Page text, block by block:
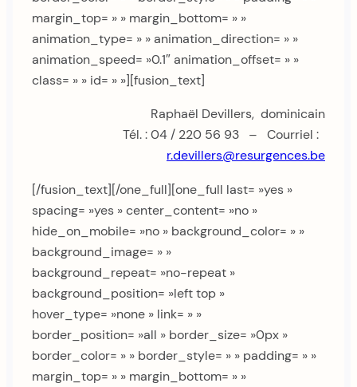
margin_top= » » margin_bottom= » »
animation_type= » » animation_direction= » »
animation_speed= »0.1″ animation_offset= » »
class= » » id= » »][fusion_text]
Raphaël Devillers, dominicain
Tél. : 04 / 220 56 93 – Courriel :
r.devillers@resurgences.be
[/fusion_text][/one_full][one_full last= »yes »
spacing= »yes » center_content= »no »
hide_on_mobile= »no » background_color= » »
background_image= » »
background_repeat= »no-repeat »
background_position= »left top »
hover_type= »none » link= » »
border_position= »all » border_size= »0px »
border_color= » » border_style= » » padding= » »
margin_top= » » margin_bottom= » »